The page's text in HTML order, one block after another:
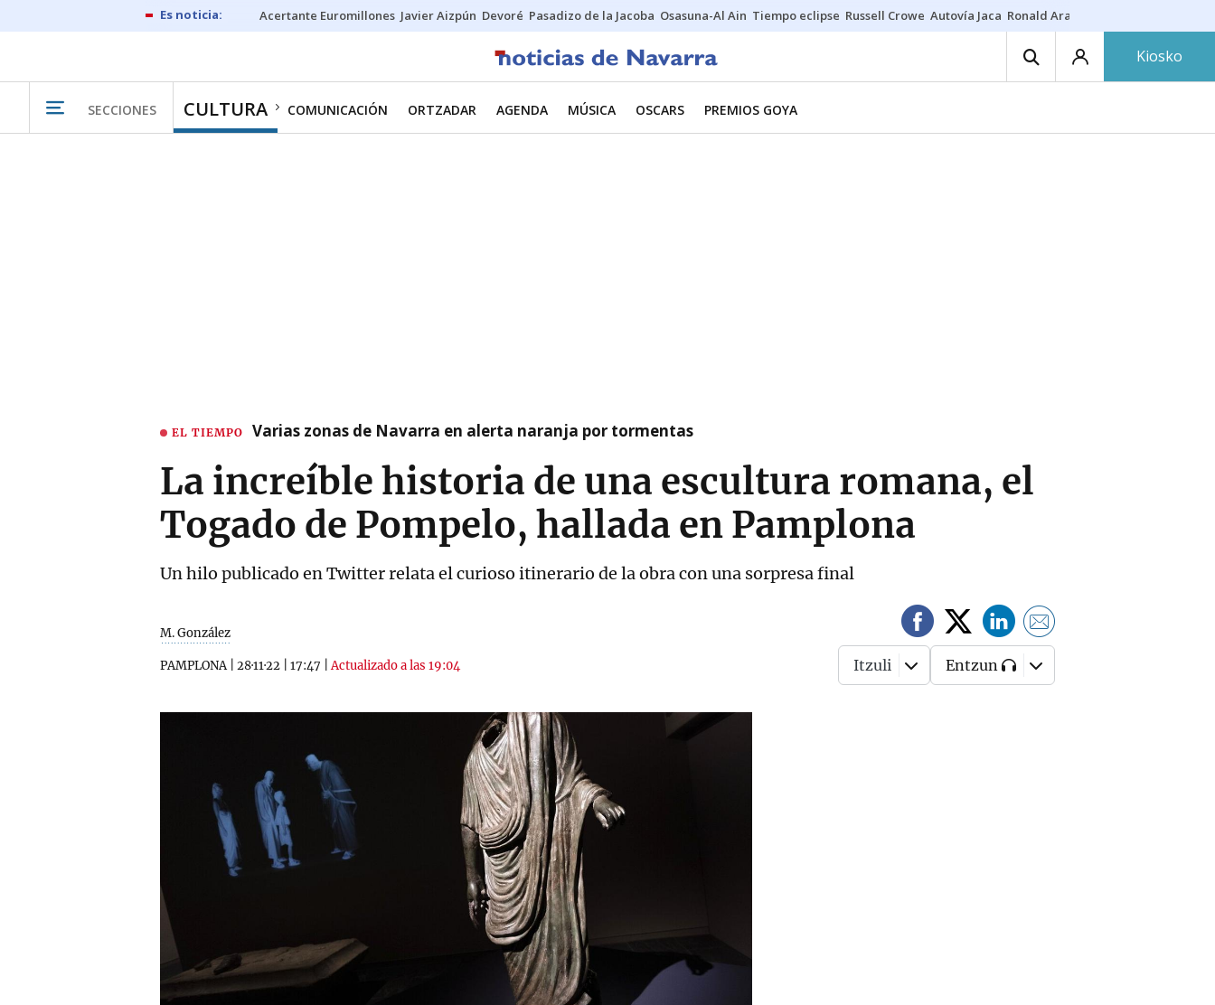
Acertante Euromillones Javier Aizpún Devoré Pasadizo de la Jacoba Osasuna-Al Ain Tiempo eclipse Russell Crowe Autovía Jaca Ronald Araújo
Kiosko
SECCIONES CULTURA COMUNICACIÓN ORTZADAR AGENDA MÚSICA OSCARS PREMIOS GOYA
EL TIEMPO Varias zonas de Navarra en alerta naranja por tormentas
La increíble historia de una escultura romana, el
Togado de Pompelo, hallada en Pamplona
Un hilo publicado en Twitter relata el curioso itinerario de la obra con una sorpresa final
M. González
PAMPLONA| 28·11·22 17:47 |Actualizado a las 19:04 Itzuli Entzun